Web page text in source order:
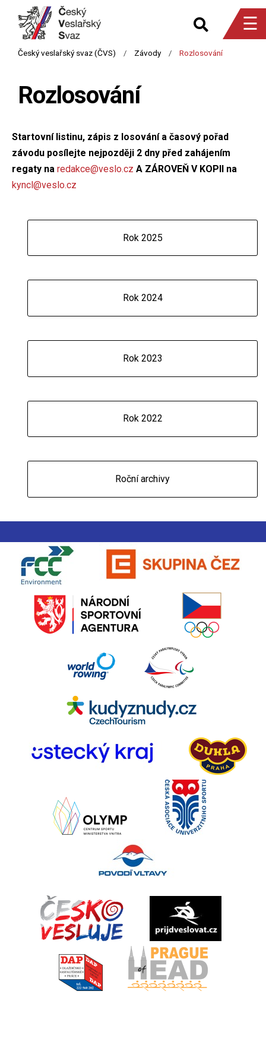
☰
Rozlosování
Startovní listinu, zápis z losování a časový pořad
závodu posílejte nejpozději 2 dny před zahájením
regaty na redakce@veslo.cz A ZÁROVEŇ V KOPII na
kyncl@veslo.cz
Rok 2025
Rok 2024
Rok 2023
Rok 2022
Roční archivy